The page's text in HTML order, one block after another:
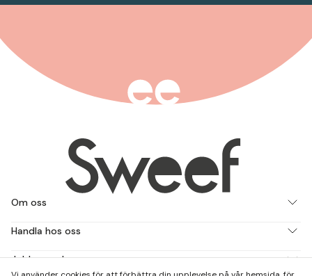
Om oss
Handla hos oss
Jobba med oss